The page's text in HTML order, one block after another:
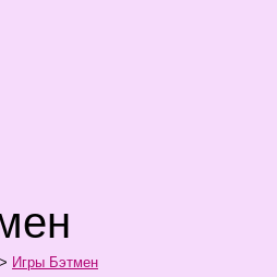
> Игры Бэтмен